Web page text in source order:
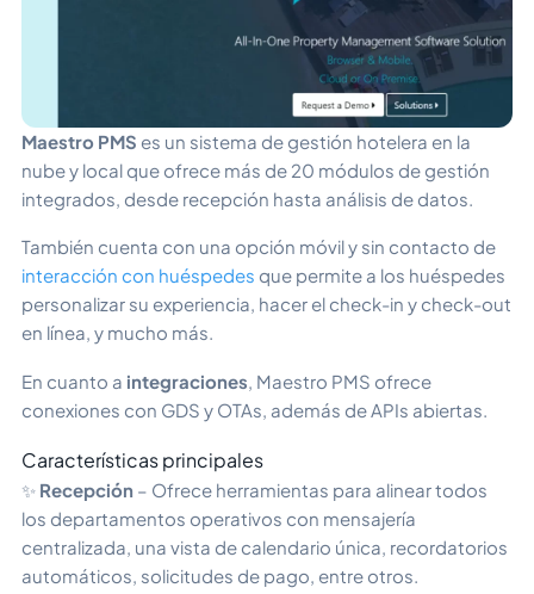
Maestro PMS es un sistema de gestión hotelera en la
nube y local que ofrece más de 20 módulos de gestión
integrados, desde recepción hasta análisis de datos.
También cuenta con una opción móvil y sin contacto de
interacción con huéspedes que permite a los huéspedes
personalizar su experiencia, hacer el check-in y check-out
en línea, y mucho más.
En cuanto a integraciones , Maestro PMS ofrece
conexiones con GDS y OTAs, además de APIs abiertas.
Características principales
✨ Recepción – Ofrece herramientas para alinear todos
los departamentos operativos con mensajería
centralizada, una vista de calendario única, recordatorios
automáticos, solicitudes de pago, entre otros.